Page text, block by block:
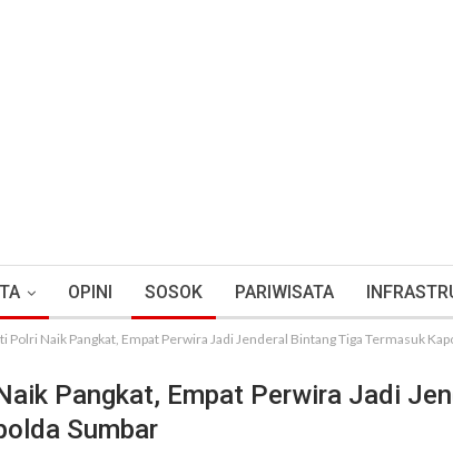
OPINI SOSOK PARIWISATA
Polri Naik Pangkat, Empat Perwira Jadi Jenderal Bintang Tiga Termasuk
Pangkat, Empat Perwira Jadi
Sumbar